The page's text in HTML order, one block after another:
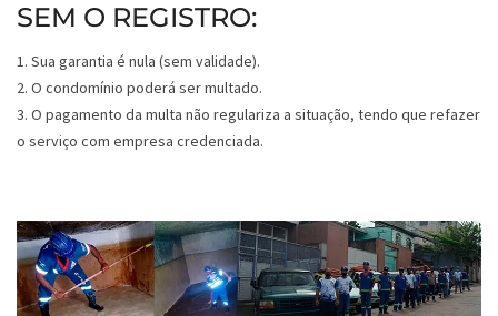
SEM O REGISTRO:
1. Sua garantia é nula (sem validade).
2. O condomínio poderá ser multado.
3. O pagamento da multa não regulariza a situação, tendo que refazer
o serviço com empresa credenciada.